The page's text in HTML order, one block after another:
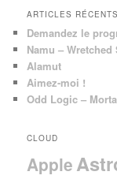
ARTICLES RÉCENTS
Demandez le
Namu –
Alamut
Aimez-moi !
Odd Logic –
CLOUD
Apple